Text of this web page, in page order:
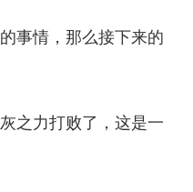
事情，那么接下来的
之力打败了，这是一